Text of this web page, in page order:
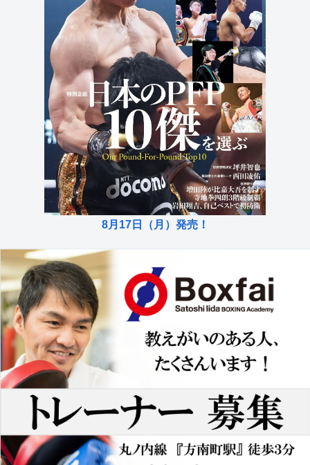
8月17日（月）発売！